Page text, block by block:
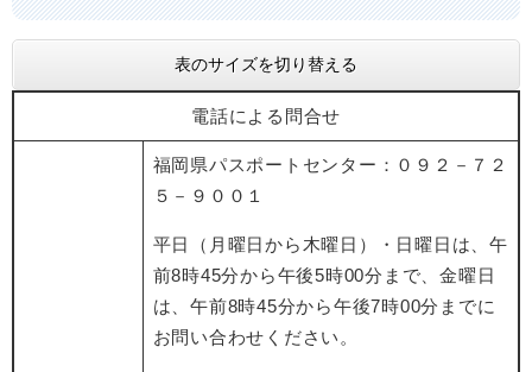
表のサイズを切り替える
電話による問合せ
福岡県パスポートセンター：０９２－７２
５－９００１
平日（月曜日から木曜日）・日曜日は、午
前8時45分から午後5時00分まで、金曜日
は、午前8時45分から午後7時00分までに
お問い合わせください。